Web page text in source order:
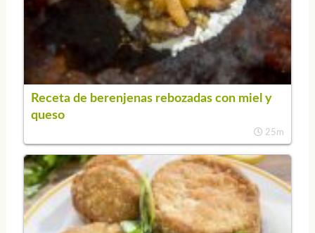
Receta de berenjenas rebozadas con miel y
queso
25m